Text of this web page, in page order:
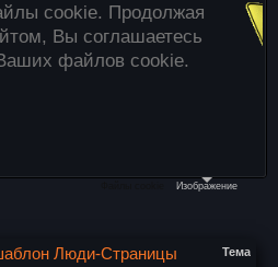
Внимание!
этого
Изображение
Тема
Люди-Страницы